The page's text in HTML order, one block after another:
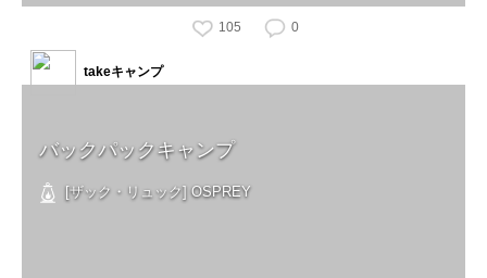
105 0
バックパックキャンプ
[ザック・リュック] OSPREY
takeキャンプ